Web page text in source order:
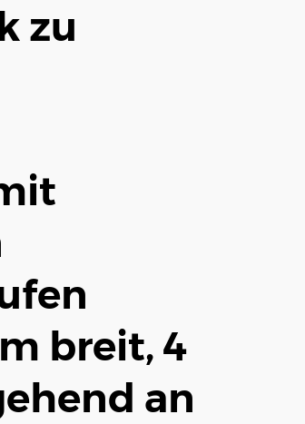
zu
breit, 4
an